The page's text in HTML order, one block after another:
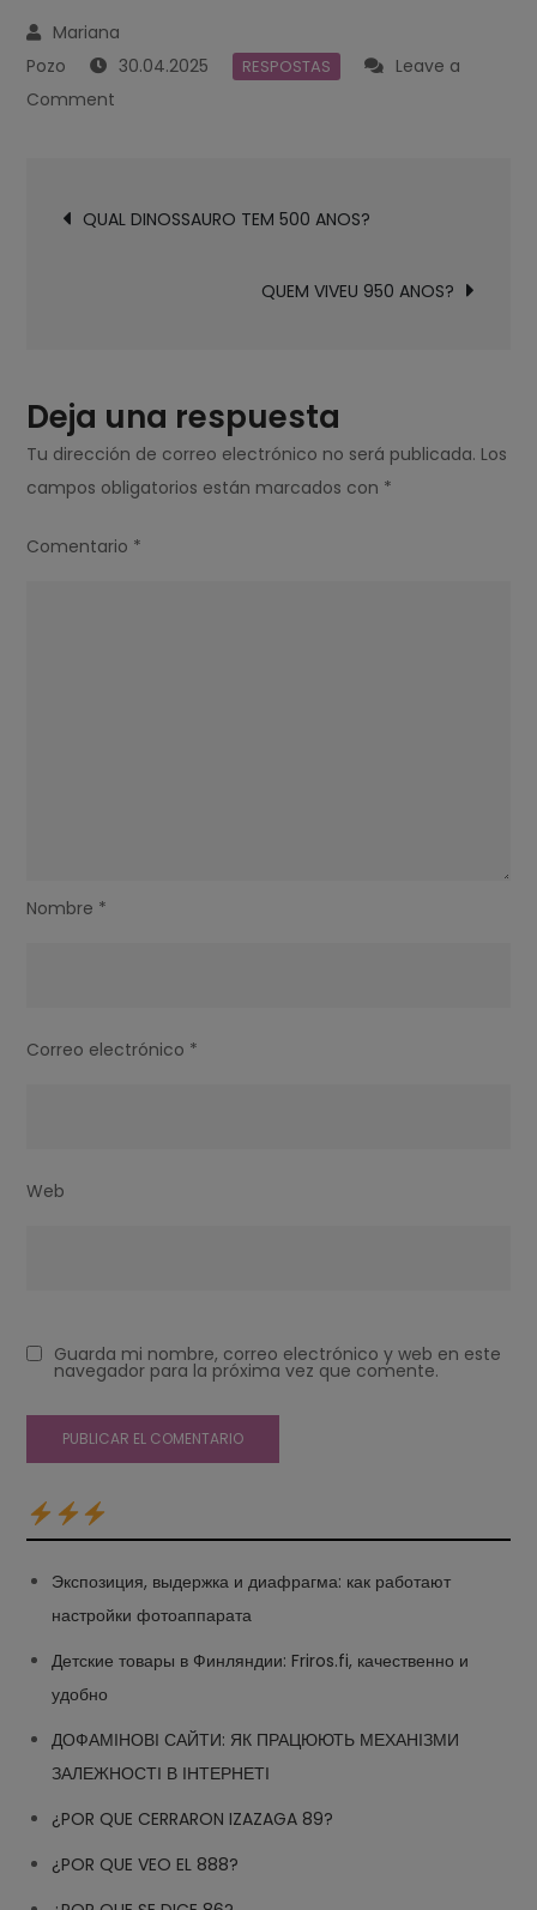
30.04.2025 RESPOSTAS
Leave a
Comment
OS
deQUAL DINOSSAURO TEM 500 ANOS?
QUEM VIVEU 950 ANOS?
Deja una respuesta
Tu dirección de correo electrónico no será publicada. Los
campos obligatorios están marcados con *
Comentario *
Nombre *
Correo electrónico *
Web
Guarda mi nombre, correo electrónico y web en este
navegador para la próxima vez que comente.
Экспозиция, выдержка и диафрагма: как работают
настройки фотоаппарата
Детские товары в Финляндии: Friros.fi, качественно и
удобно
ДОФАМІНОВІ САЙТИ: ЯК ПРАЦЮЮТЬ МЕХАНІЗМИ
ЗАЛЕЖНОСТІ В ІНТЕРНЕТІ
¿POR QUE CERRARON IZAZAGA 89?
¿POR QUE VEO EL 888?